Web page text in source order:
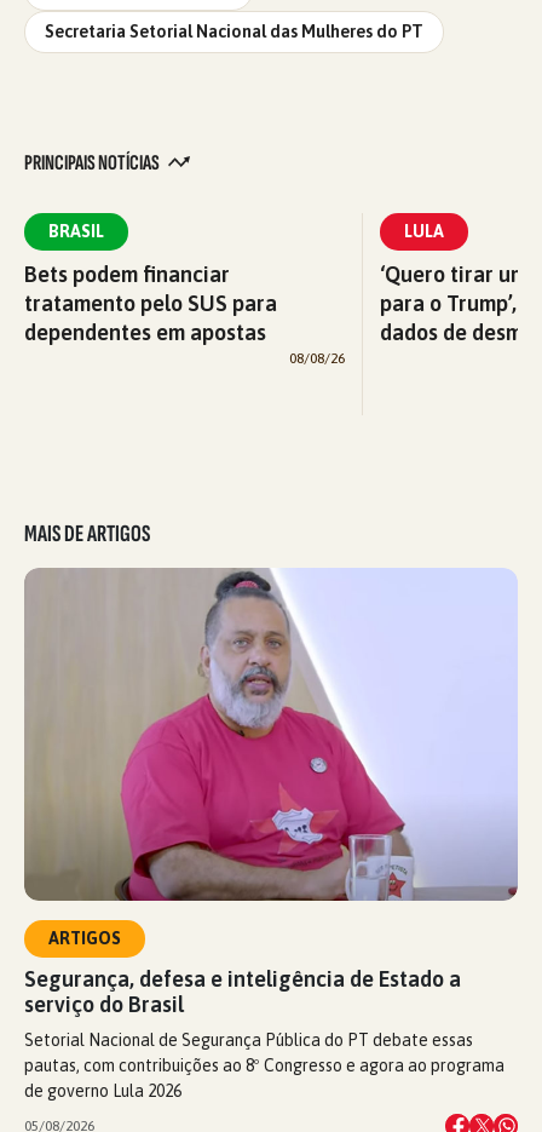
Secretaria Setorial Nacional das Mulheres do PT
PRINCIPAIS NOTÍCIAS
BRASIL
Bets podem financiar
tratamento pelo SUS para
dependentes em apostas
08/08/26
LULA
‘Quero tirar
para o Trump’,
dados de
MAIS DE ARTIGOS
ARTIGOS
Segurança, defesa e inteligência de Estado a
serviço do Brasil
Setorial Nacional de Segurança Pública do PT debate essas
pautas, com contribuições ao 8º Congresso e agora ao programa
de governo Lula 2026
05/08/2026